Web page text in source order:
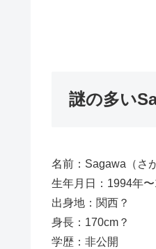
謎の多い
名前：Sagawa（さ
生年月日：1994年
出身地：関西？
身長：170cm？
学歴：非公開